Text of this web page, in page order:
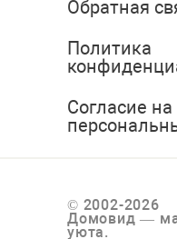
Обратная
Политика
Согласие на
© 2002-2026
Домовид —
уюта.